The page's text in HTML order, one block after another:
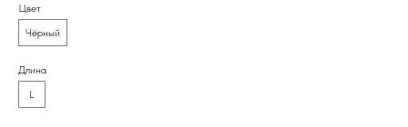
Цвет
Чёрный
Длина
L